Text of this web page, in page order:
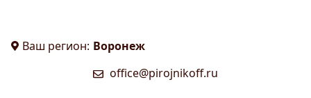
Ваш регион: Воронеж
office@pirojnikoff.ru